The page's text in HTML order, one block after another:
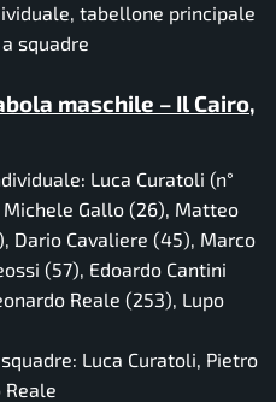
tabellone principale
squadre
maschile – Il Cairo,
Luca Curatoli (n°
Michele Gallo (26), Matteo
Dario Cavaliere (45), Marco
(57), Edoardo Cantini
Reale (253), Lupo
Luca Curatoli, Pietro
Reale